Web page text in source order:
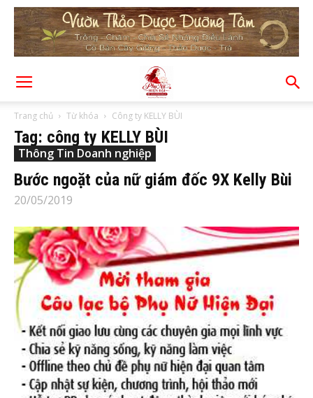
Trang chủ Từ khóa Công ty KELLY BÙI
Tag: công ty KELLY BÙI
Thông Tin Doanh nghiệp
Bước ngoặt của nữ giám đốc 9X Kelly Bùi
20/05/2019